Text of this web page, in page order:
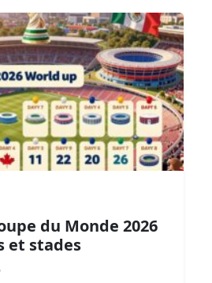
du Monde 2026
et stades